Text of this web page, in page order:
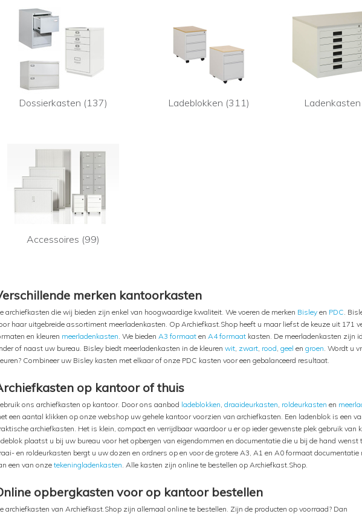
Dossierkasten (137) Ladeblokken (311)
Accessoires (99)
merken kantoorkasten
archiefkasten die wij bieden zijn enkel van hoogwaardige kwaliteit. We voeren de merken Bisley en PDC.
haar uitgebreide assortiment meerladenkasten. Op Archiefkast.Shop heeft u maar liefst de keuze uit 171
en kleuren meerladenkasten. We bieden A3 formaat en A4 formaat kasten. De meerladenkasten zijn
of naast uw bureau. Bisley biedt meerladenkasten in de kleuren wit, zwart, rood, geel en groen. Wordt u
Combineer uw Bisley kasten met elkaar of onze PDC kasten voor een gebalanceerd resultaat.
op kantoor of thuis
ons archiefkasten op kantoor. Door ons aanbod ladeblokken, draaideurkasten, roldeurkasten en
een aantal klikken op onze webshop uw gehele kantoor voorzien van archiefkasten. Een ladenblok is een
archiefkasten. Het is klein, compact en verrijdbaar waardoor u er op ieder gewenste plek gebruik van
plaatst u bij uw bureau voor het opbergen van eigendommen en documentatie die u bij de hand wenst
en roldeurkasten bergt u uw dozen en ordners op en voor de grotere A3, A1 en A0 formaat documentatie
een van onzetekeningladenkasten. Alle kasten zijn online te bestellen op Archiefkast.Shop.
opbergkasten voor op kantoor bestellen
archiefkasten van Archiefkast.Shop zijn allemaal online te bestellen. Zijn de producten op voorraad? Dan